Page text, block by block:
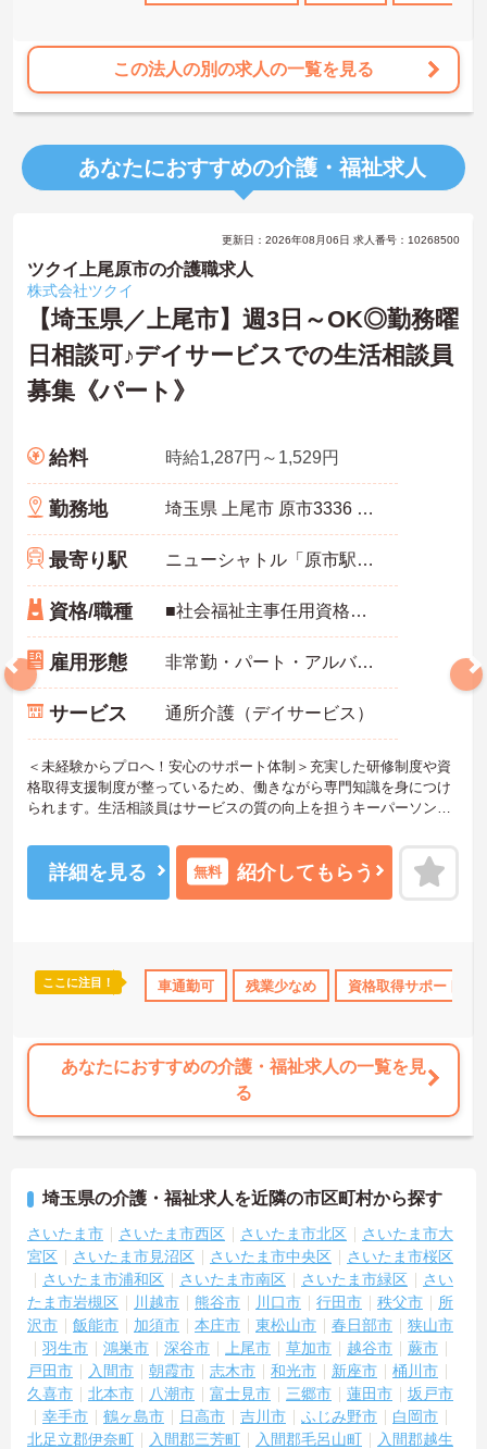
この法人の別の求人の一覧を見る
あなたにおすすめの介護・福祉求人
日勤のみ 年間休日110日以上 資格取得サポート 研修制
更新日：2026年08月06日 求人番号：10268500
ツクイ上尾原市の介護職求人
株式会社ツクイ
【埼玉県／上尾市】週3日～OK◎勤務曜
日相談可♪デイサービスでの生活相談員
募集《パート》
給料 時給1,287円～1,529円
勤務地 埼玉県 上尾市 原市3336 原市団地4-19-105
最寄り駅 ニューシャトル「原市駅」徒歩12分
資格/職種 ■社会福祉主事任用資格・介護福祉士：いずれか必須 ■経験：介護の実務経験必須 ※相談業務の経験有無は不問 ※基本的なパソコン操作スキル必須
雇用形態 非常勤・パート・アルバイト
サービス 通所介護（デイサービス）
＜未経験からプロへ！安心のサポート体制＞充実した研修制度や資
格取得支援制度が整っているため、働きながら専門知識を身につけ
られます。生活相談員はサービスの質の向上を担うキーパーソン！
けるやりがいのあるお仕事です。
＜夜勤なしでプライベートも充実！柔軟な働き方＞勤務曜日は相談
可能♪ライフスタイルに合わせた働き方が可能です。産休・育休制度
詳細を見る 無料 紹介してもらう
ここに注目！ 車通勤可 残業少なめ 資格取得サポート
あなたにおすすめの介護・福祉求人の一覧を見
る
埼玉県の介護・福祉求人を近隣の市区町村から探す
さいたま市 さいたま市西区 さいたま市北区
さいたま市大
宮区
さいたま市見沼区 さいたま市中央区
さいたま市桜区
さいたま市浦和区
さいたま市南区 さいたま市緑区
さい
たま市岩槻区
川越市 熊谷市 川口市 行田市 秩父市
所
沢市
飯能市 加須市 本庄市 東松山市 春日部市
狭山市
羽生市
鴻巣市 深谷市 上尾市 草加市 越谷市
蕨市
戸田市
入間市 朝霞市 志木市 和光市 新座市
桶川市
久喜市
北本市 八潮市 富士見市 三郷市 蓮田市
坂戸市
幸手市
鶴ヶ島市 日高市 吉川市 ふじみ野市
白岡市
北足立郡伊奈町
入間郡三芳町 入間郡毛呂山町
入間郡越生